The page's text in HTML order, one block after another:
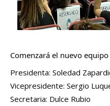
Comenzará el nuevo equipo
Presidenta: Soledad
Vicepresidente: Sergio
Secretaria: Dulce Rubio